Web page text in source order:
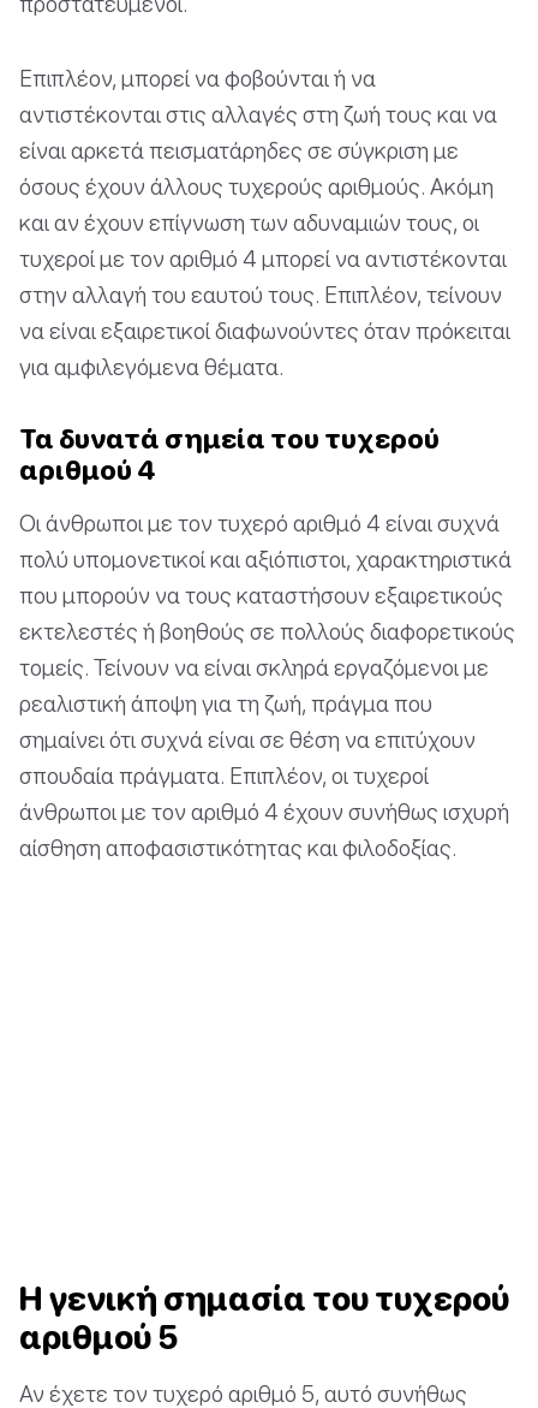
Επιπλέον, μπορεί να φοβούνται ή να
αντιστέκονται στις αλλαγές στη ζωή τους και να
είναι αρκετά πεισματάρηδες σε σύγκριση με
όσους έχουν άλλους τυχερούς αριθμούς. Ακόμη
και αν έχουν επίγνωση των αδυναμιών τους, οι
τυχεροί με τον αριθμό 4 μπορεί να αντιστέκονται
στην αλλαγή του εαυτού τους. Επιπλέον, τείνουν
να είναι εξαιρετικοί διαφωνούντες όταν πρόκειται
για αμφιλεγόμενα θέματα.
Τα δυνατά σημεία του τυχερού
αριθμού 4
Οι άνθρωποι με τον τυχερό αριθμό 4 είναι συχνά
πολύ υπομονετικοί και αξιόπιστοι, χαρακτηριστικά
που μπορούν να τους καταστήσουν εξαιρετικούς
εκτελεστές ή βοηθούς σε πολλούς διαφορετικούς
τομείς. Τείνουν να είναι σκληρά εργαζόμενοι με
ρεαλιστική άποψη για τη ζωή, πράγμα που
σημαίνει ότι συχνά είναι σε θέση να επιτύχουν
σπουδαία πράγματα. Επιπλέον, οι τυχεροί
άνθρωποι με τον αριθμό 4 έχουν συνήθως ισχυρή
αίσθηση αποφασιστικότητας και φιλοδοξίας.
Η γενική σημασία του τυχερού
αριθμού 5
Αν έχετε τον τυχερό αριθμό 5, αυτό συνήθως